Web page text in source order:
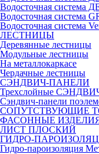
Водосточная система
Водосточная система
Водосточная система
ЛЕСТНИЦЫ
Деревянные лестницы
Модульные лестницы
На металлокаркасе
Чердачные лестницы
СЭНДВИЧ-ПАНЕЛИ
Трехслойные
Сэндвич-панели
СОПУТСТВУЮЩИЕ
ФАСОННЫЕ
ЛИСТ ПЛОСКИЙ
ГИДРО-
Гидро-пароизоляция